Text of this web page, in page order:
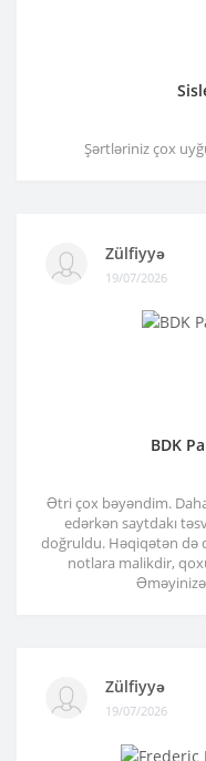
Şərtləriniz çox
Zülfiyyə
19/07/2026
BDK
Ətri çox bəyəndim.
edərkən saytdakı
doğruldu. Həqiqətən də
notlara malikdir,
Zülfiyyə
19/07/2026